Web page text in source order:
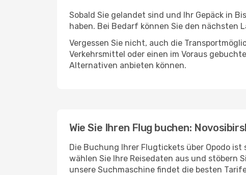
Sobald Sie gelandet sind und Ihr Gepäck in
haben. Bei Bedarf können Sie den nächsten
Vergessen Sie nicht, auch die
Verkehrsmittel oder einen im Voraus
Alternativen anbieten können.
Wie Sie Ihren Flug buchen:
Die Buchung Ihrer Flugtickets über Opodo
wählen Sie Ihre Reisedaten aus und stöbern
unsere Suchmaschine findet die besten